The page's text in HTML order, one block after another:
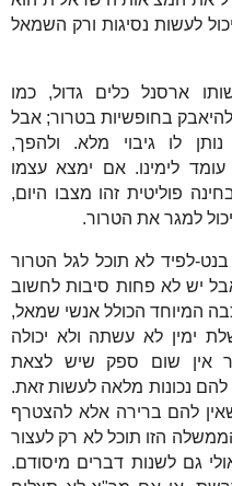
לעשות נסיגות ורק השמאל
ארסנל כלים גדול, כמו
בחופשיות בטרור; אבל
נותן לו גיבוי מלא. ולהפך,
לימינו. אם ימצא עצמו
פוליטית זהו מצבו היום,
למגר את הטרור.
לפיד לא תוכל לגל הטרור
יש לא פחות סיבות לחשוב
המיוחד הכולל אנשי שמאל,
ימין לא עשתה ולא יכולה
אין שום ספק שיש לצאת
נכונות מלאה לעשות זאת.
להם ברירה אלא להצטרף
הזו תוכל לא רק לעצור
גם לשנות דברים מיסודם.